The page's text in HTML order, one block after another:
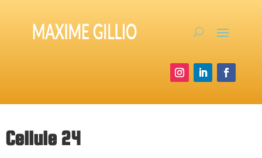
Cellule 24